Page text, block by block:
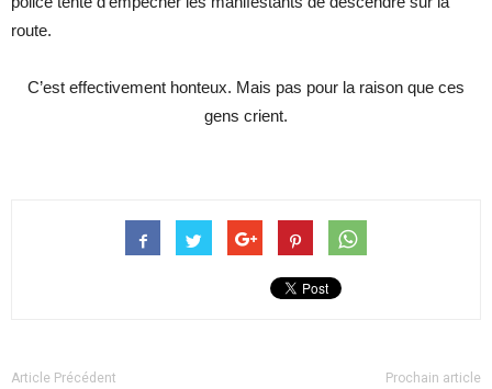
route.
C’est effectivement honteux. Mais pas pour la raison que ces
gens crient.
Article Précédent Prochain article